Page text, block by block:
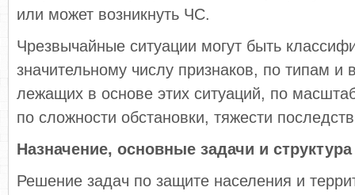
или может возникнуть ЧС.
Чрезвычайные ситуации могут быть
значительному числу признаков, по типам и
лежащих в основе этих ситуаций, по
по сложности обстановки, тяжести
Назначение, основные задачи и
Решение задач по защите населения и